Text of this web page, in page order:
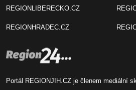
REGIONLIBERECKO.CZ
REGIONHRADEC.CZ
Portál REGIONJIH.CZ je členem mediální